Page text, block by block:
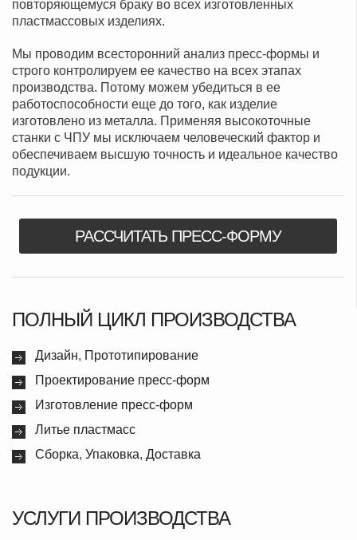
повторяющемуся браку во всех изготовленных
пластмассовых изделиях.
Мы проводим всесторонний анализ пресс-формы и
строго контролируем ее качество на всех этапах
производства. Потому можем убедиться в ее
работоспособности еще до того, как изделие
изготовлено из металла. Применяя высокоточные
станки с ЧПУ мы исключаем человеческий фактор и
обеспечиваем высшую точность и идеальное качество
подукции.
РАССЧИТАТЬ ПРЕСС-ФОРМУ
ПОЛНЫЙ ЦИКЛ ПРОИЗВОДСТВА
Дизайн, Прототипирование
Проектирование пресс-форм
Изготовление пресс-форм
Литье пластмасс
Сборка, Упаковка, Доставка
УСЛУГИ ПРОИЗВОДСТВА